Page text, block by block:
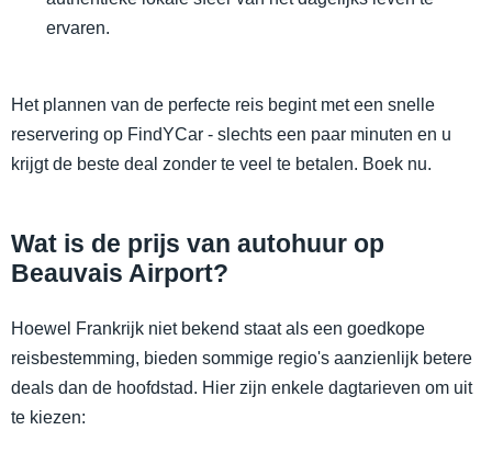
ervaren.
Het plannen van de perfecte reis begint met een snelle
reservering op FindYCar - slechts een paar minuten en u
krijgt de beste deal zonder te veel te betalen. Boek nu.
Wat is de prijs van autohuur op
Beauvais Airport?
Hoewel Frankrijk niet bekend staat als een goedkope
reisbestemming, bieden sommige regio's aanzienlijk betere
deals dan de hoofdstad. Hier zijn enkele dagtarieven om uit
te kiezen: